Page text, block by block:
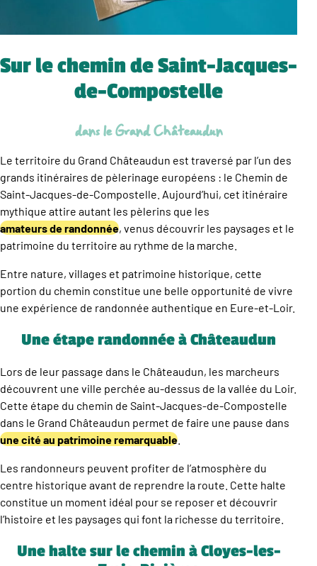
Sur le chemin de Saint-Jacques-
de-Compostelle
dans le Grand Châteaudun
Le territoire du Grand Châteaudun est traversé par l’un des
grands itinéraires de pèlerinage européens : le Chemin de
Saint-Jacques-de-Compostelle. Aujourd’hui, cet itinéraire
mythique attire autant les pèlerins que les
amateurs de randonnée, venus découvrir les paysages et le
patrimoine du territoire au rythme de la marche.
Entre nature, villages et patrimoine historique, cette
portion du chemin constitue une belle opportunité de vivre
une expérience de randonnée authentique en Eure-et-Loir.
Une étape randonnée à Châteaudun
Lors de leur passage dans le Châteaudun, les marcheurs
découvrent une ville perchée au-dessus de la vallée du Loir.
Cette étape du chemin de Saint-Jacques-de-Compostelle
dans le Grand Châteaudun permet de faire une pause dans
une cité au patrimoine remarquable
Les randonneurs peuvent profiter de l’atmosphère du
centre historique avant de reprendre la route. Cette halte
constitue un moment idéal pour se reposer et découvrir
l’histoire et les paysages qui font la richesse du territoire.
Une halte sur le chemin à Cloyes-les-